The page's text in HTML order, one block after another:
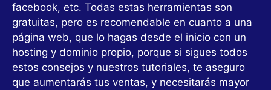
facebook, etc. Todas estas herramientas son
gratuitas, pero es recomendable en cuanto a una
página web, que lo hagas desde el inicio con un
hosting y dominio propio, porque si sigues todos
estos consejos y nuestros tutoriales, te aseguro
que aumentarás tus ventas, y necesitarás mayor